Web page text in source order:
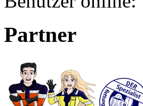
Partner